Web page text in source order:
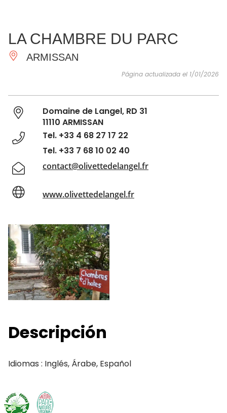
IMPRESCINDIBLES
HACER
INSPIRACIONES
LA CHAMBRE DU PARC
ARMISSAN
Página actualizada el 1/01/2026
Domaine de Langel, RD 31
11110 ARMISSAN
Tel. +33 4 68 27 17 22
Tel. +33 7 68 10 02 40
contact@olivettedelangel.fr
www.olivettedelangel.fr
Descripción
Idiomas : Inglés, Árabe, Español